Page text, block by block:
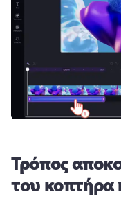
Τρόπος
του κοπτήρα